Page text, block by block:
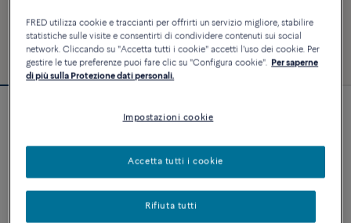
Bracciale Force 10
PERSONALIZZA
FRED utilizza cookie e traccianti per offrirti un servizio migliore, stabilire
statistiche sulle visite e consentirti di condividere contenuti sui social
network. Cliccando su "Accetta tutti i cookie" accetti l'uso dei cookie. Per
gestire le tue preferenze puoi fare clic su "Configura cookie". Per saperne
di più sulla Protezione dati personali.
Impostazioni cookie
Rifiuta tutti
Accetta tutti i cookie